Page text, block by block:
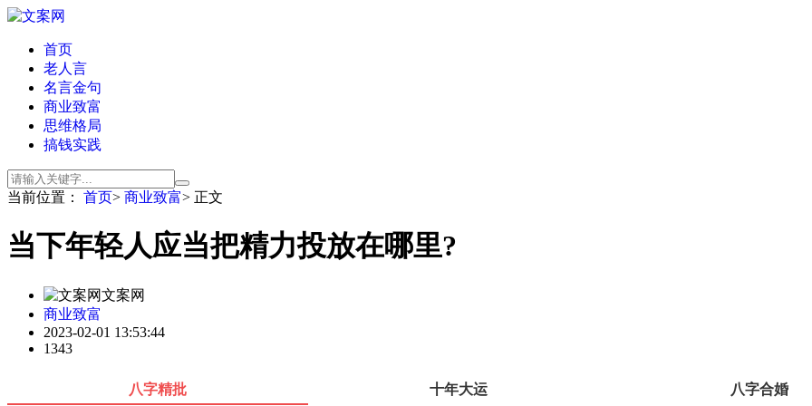
首页
老人言
名言金句
商业致富
思维格局
搞钱实践
当前位置： 首页> 商业致富> 正文
当下年轻人应当把精力投放在哪里?
文案网
商业致富
2023-02-01 13:53:44
1343
八字精批 十年大运 八字合婚